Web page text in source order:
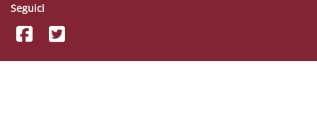
Seguici